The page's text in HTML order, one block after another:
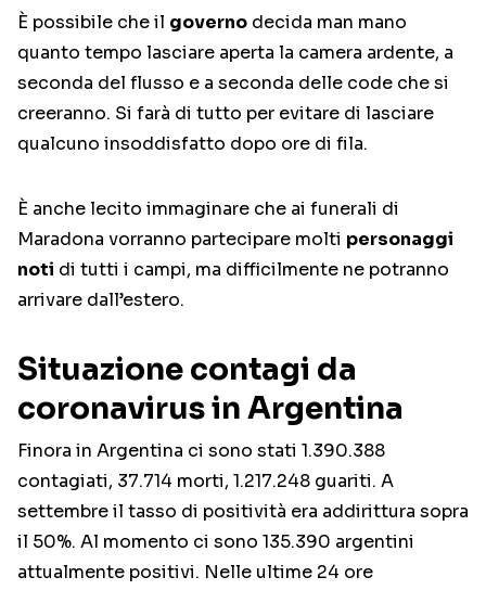
È possibile che il governo decida man mano
quanto tempo lasciare aperta la camera ardente, a
seconda del flusso e a seconda delle code che si
creeranno. Si farà di tutto per evitare di lasciare
qualcuno insoddisfatto dopo ore di fila.
È anche lecito immaginare che ai funerali di
Maradona vorranno partecipare molti personaggi
noti di tutti i campi, ma difficilmente ne potranno
arrivare dall’estero.
Situazione contagi da
coronavirus in Argentina
Finora in Argentina ci sono stati 1.390.388
contagiati, 37.714 morti, 1.217.248 guariti. A
settembre il tasso di positività era addirittura sopra
il 50%. Al momento ci sono 135.390 argentini
attualmente positivi. Nelle ultime 24 ore